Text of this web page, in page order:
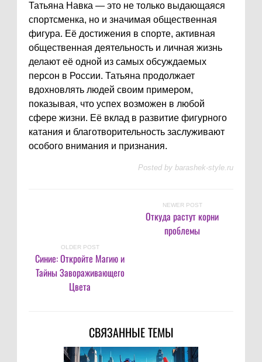
Татьяна Навка — это не только выдающаяся
спортсменка, но и значимая общественная
фигура. Её достижения в спорте, активная
общественная деятельность и личная жизнь
делают её одной из самых обсуждаемых
персон в России. Татьяна продолжает
вдохновлять людей своим примером,
показывая, что успех возможен в любой
сфере жизни. Её вклад в развитие фигурного
катания и благотворительность заслуживают
особого внимания и признания.
Posted by barashek-style.ru
NEWER POST
Откуда растут корни
проблемы
OLDER POST
Синие: Откройте Магию и
Тайны Завораживающего
Цвета
СВЯЗАННЫЕ ТЕМЫ